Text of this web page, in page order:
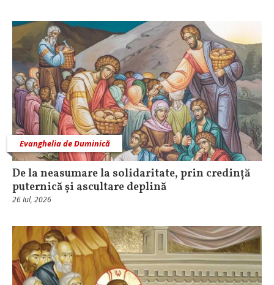
Evanghelia de Duminică
De la neasumare la solidaritate, prin credință
puternică și ascultare deplină
26 Iul, 2026